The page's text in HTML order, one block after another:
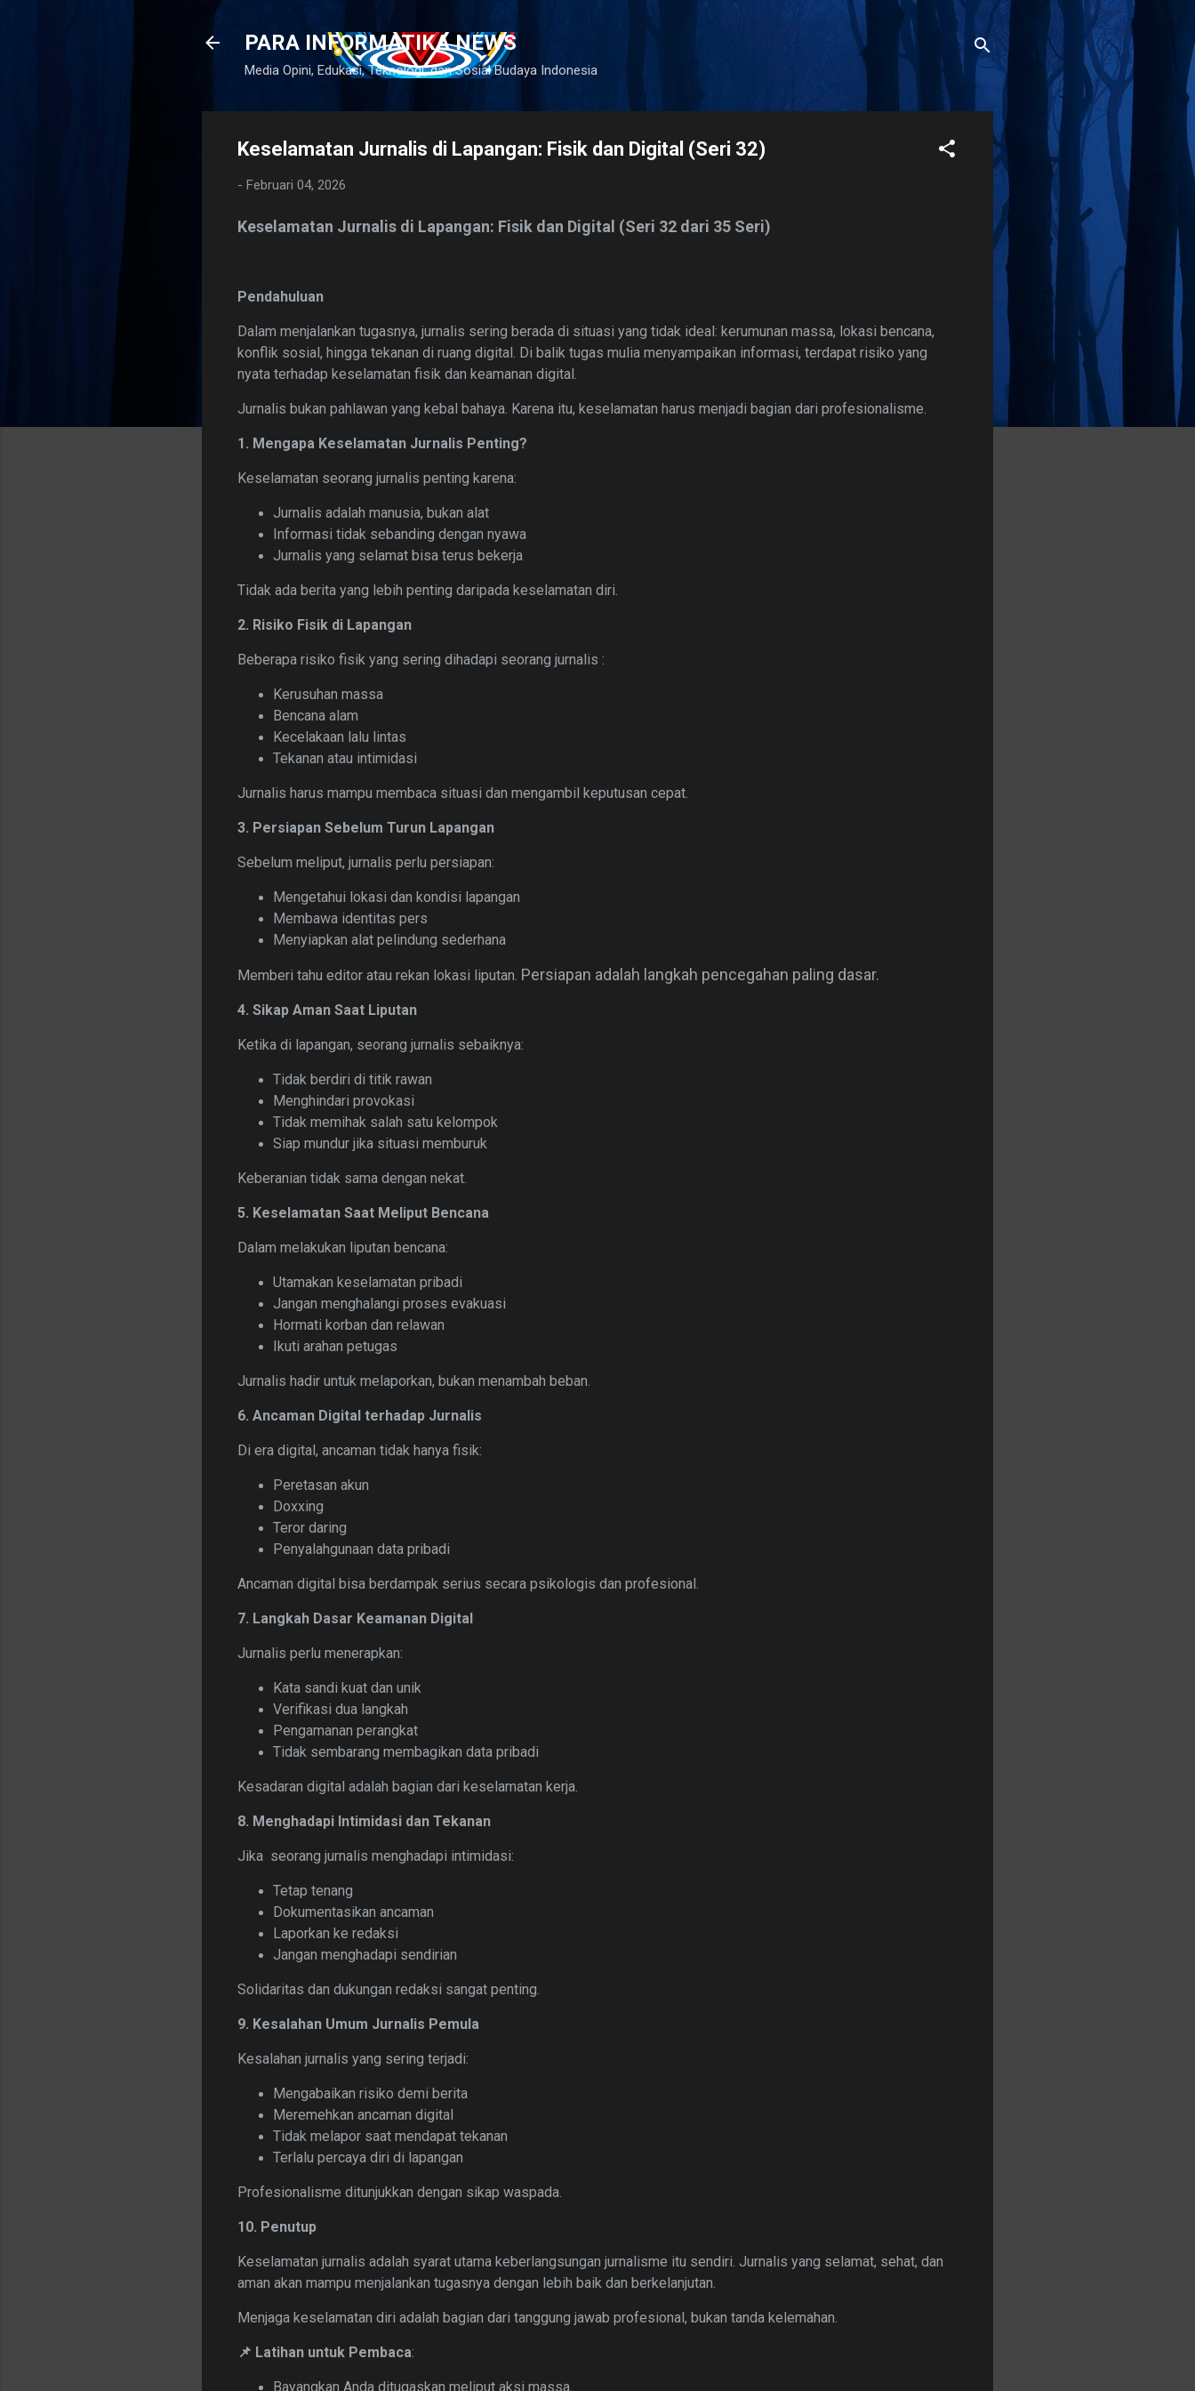
PARA INFORMATIKA NEWS
Media Opini, Edukasi, Teknologi, dan Sosial Budaya Indonesia
Keselamatan Jurnalis di Lapangan: Fisik dan Digital (Seri 32)
- Februari 04, 2026
Keselamatan Jurnalis di Lapangan: Fisik dan Digital (Seri 32 dari 35 Seri)
Pendahuluan
Dalam menjalankan tugasnya, jurnalis sering berada di situasi yang tidak ideal: kerumunan massa, lokasi bencana,
konflik sosial, hingga tekanan di ruang digital. Di balik tugas mulia menyampaikan informasi, terdapat risiko yang
nyata terhadap keselamatan fisik dan keamanan digital.
Jurnalis bukan pahlawan yang kebal bahaya. Karena itu, keselamatan harus menjadi bagian dari profesionalisme.
1. Mengapa Keselamatan Jurnalis Penting?
Keselamatan seorang jurnalis penting karena:
Jurnalis adalah manusia, bukan alat
Informasi tidak sebanding dengan nyawa
Jurnalis yang selamat bisa terus bekerja
Tidak ada berita yang lebih penting daripada keselamatan diri.
2. Risiko Fisik di Lapangan
Beberapa risiko fisik yang sering dihadapi seorang jurnalis :
Kerusuhan massa
Bencana alam
Kecelakaan lalu lintas
Tekanan atau intimidasi
Jurnalis harus mampu membaca situasi dan mengambil keputusan cepat.
3. Persiapan Sebelum Turun Lapangan
Sebelum meliput, jurnalis perlu persiapan:
Mengetahui lokasi dan kondisi lapangan
Membawa identitas pers
Menyiapkan alat pelindung sederhana
Memberi tahu editor atau rekan lokasi liputan. Persiapan adalah langkah pencegahan paling dasar.
4. Sikap Aman Saat Liputan
Ketika di lapangan, seorang jurnalis sebaiknya:
Tidak berdiri di titik rawan
Menghindari provokasi
Tidak memihak salah satu kelompok
Siap mundur jika situasi memburuk
Keberanian tidak sama dengan nekat.
5. Keselamatan Saat Meliput Bencana
Dalam melakukan liputan bencana:
Utamakan keselamatan pribadi
Jangan menghalangi proses evakuasi
Hormati korban dan relawan
Ikuti arahan petugas
Jurnalis hadir untuk melaporkan, bukan menambah beban.
6. Ancaman Digital terhadap Jurnalis
Di era digital, ancaman tidak hanya fisik:
Peretasan akun
Doxxing
Teror daring
Penyalahgunaan data pribadi
Ancaman digital bisa berdampak serius secara psikologis dan profesional.
7. Langkah Dasar Keamanan Digital
Jurnalis perlu menerapkan:
Kata sandi kuat dan unik
Verifikasi dua langkah
Pengamanan perangkat
Tidak sembarang membagikan data pribadi
Kesadaran digital adalah bagian dari keselamatan kerja.
8. Menghadapi Intimidasi dan Tekanan
Jika seorang jurnalis menghadapi intimidasi:
Tetap tenang
Dokumentasikan ancaman
Laporkan ke redaksi
Jangan menghadapi sendirian
Solidaritas dan dukungan redaksi sangat penting.
9. Kesalahan Umum Jurnalis Pemula
Kesalahan jurnalis yang sering terjadi:
Mengabaikan risiko demi berita
Meremehkan ancaman digital
Tidak melapor saat mendapat tekanan
Terlalu percaya diri di lapangan
Profesionalisme ditunjukkan dengan sikap waspada.
10. Penutup
Keselamatan jurnalis adalah syarat utama keberlangsungan jurnalisme itu sendiri. Jurnalis yang selamat, sehat, dan
aman akan mampu menjalankan tugasnya dengan lebih baik dan berkelanjutan.
Menjaga keselamatan diri adalah bagian dari tanggung jawab profesional, bukan tanda kelemahan.
📌 Latihan untuk Pembaca:
Bayangkan Anda ditugaskan meliput aksi massa.